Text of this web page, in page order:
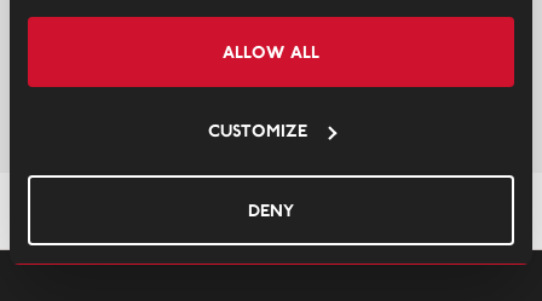
Allow all
Customize
Deny
WestCord Art Hotel Amsterdam…